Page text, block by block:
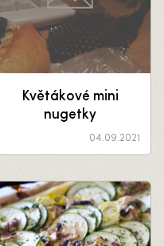
Květákové mini
nugetky
04.09.2021